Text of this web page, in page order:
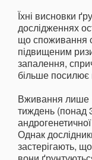
Їхні висновки
дослідженнях
що споживання
підвищеним
запалення,
більше
Вживання лише
тиждень (понад
Однак
застерігають,